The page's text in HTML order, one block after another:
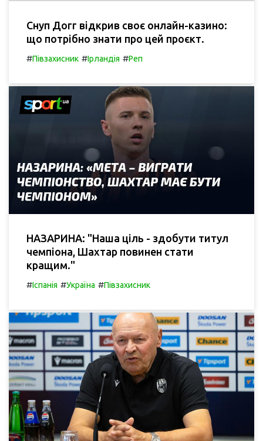
Снуп Догг відкрив своє онлайн-казино:
що потрібно знати про цей проєкт.
#Півзахисник #Ірландія #Реп
НАЗАРИНА: "Наша ціль - здобути титул
чемпіона, Шахтар повинен стати
кращим."
#Іспанія #Україна #Півзахисник